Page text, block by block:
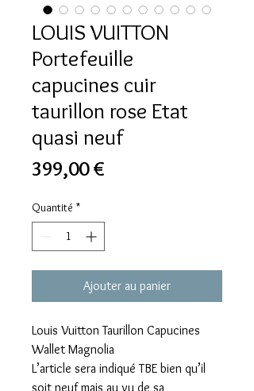
LOUIS VUITTON
Portefeuille
capucines cuir
taurillon rose Etat
quasi neuf
399,00 €
Quantité *
Ajouter au panier
Louis Vuitton Taurillon Capucines
Wallet Magnolia
L’article sera indiqué TBE bien qu’il
soit neufmais au vu de sa